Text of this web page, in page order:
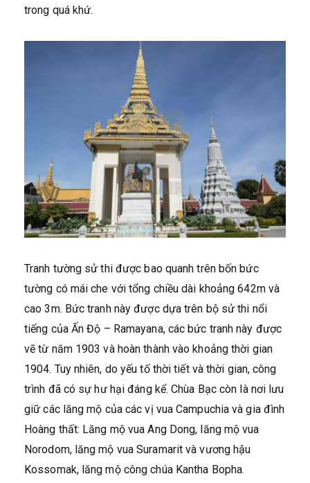
trong quá khứ.
Tranh tường sử thi được bao quanh trên bốn bức
tường có mái che với tổng chiều dài khoảng 642m và
cao 3m. Bức tranh này được dựa trên bộ sử thi nổi
tiếng của Ấn Độ – Ramayana, các bức tranh này được
vẽ từ năm 1903 và hoàn thành vào khoảng thời gian
1904. Tuy nhiên, do yếu tố thời tiết và thời gian, công
trình đã có sự hư hại đáng kể. Chùa Bạc còn là nơi lưu
giữ các lăng mộ của các vị vua Campuchia và gia đình
Hoàng thất: Lăng mộ vua Ang Dong, lăng mộ vua
Norodom, lăng mộ vua Suramarit và vương hậu
Kossomak, lăng mộ công chúa Kantha Bopha.